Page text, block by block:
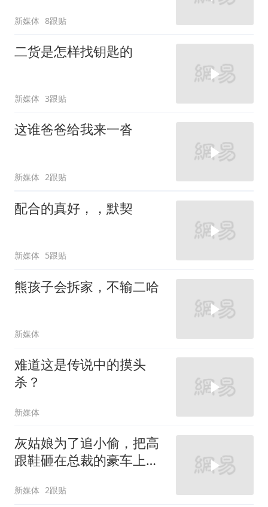
新媒体 8跟贴
二货是怎样找钥匙的
新媒体 3跟贴
这谁爸爸给我来一沓
新媒体 2跟贴
配合的真好，，默契
新媒体 5跟贴
熊孩子会拆家，不输二哈
新媒体
难道这是传说中的摸头
杀？
新媒体
灰姑娘为了追小偷，把高
跟鞋砸在总裁的豪车上，
新媒体 2跟贴